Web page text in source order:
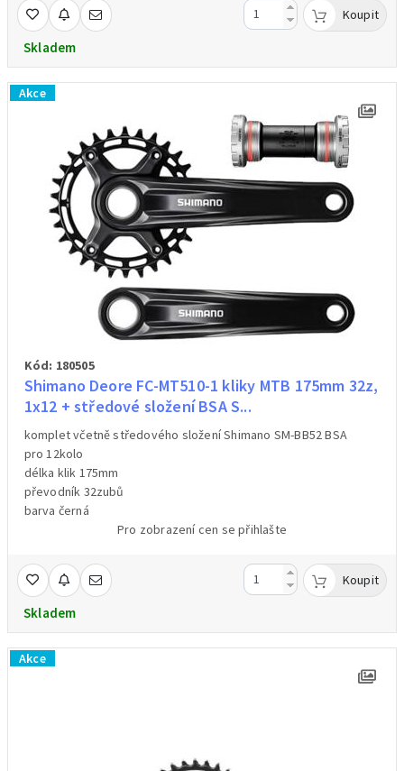
Skladem
Koupit
Akce
Kód: 180505
Shimano Deore FC-MT510-1 kliky MTB 175mm 32z,
1x12 + středové složení BSA S...
komplet včetně středového složení Shimano SM-BB52 BSA
pro 12kolo
délka klik 175mm
převodník 32zubů
barva černá
Pro zobrazení cen se přihlašte
Skladem
Koupit
Akce